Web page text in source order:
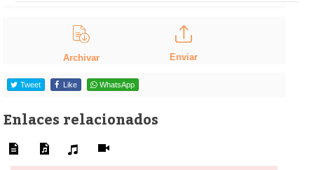
Archivar Enviar
Tweet Like WhatsApp
Enlaces relacionados